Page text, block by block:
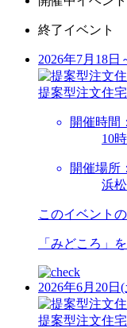
終了イベント
2026年7月18日
提案型注文住
開催時間：
10
開催場所：
浜
このイベントの
「みどころ」を
2026年6月20日
提案型注文住